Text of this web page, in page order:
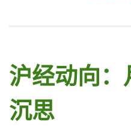
沪经动向：
沉思